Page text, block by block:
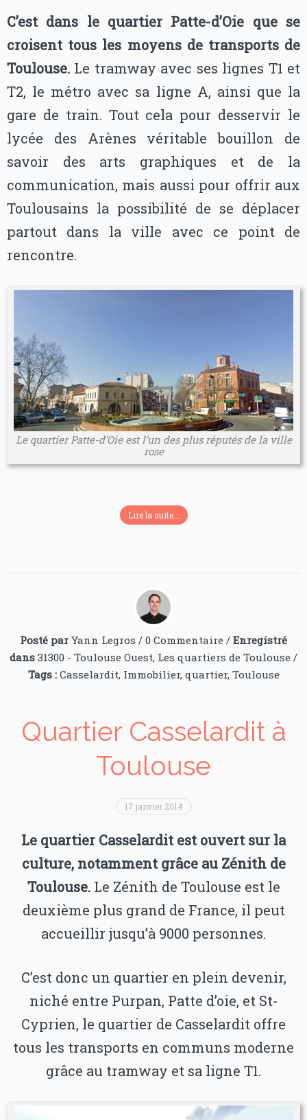
C’est dans le quartier Patte-d’Oie que se
croisent tous les moyens de transports de
Toulouse. Le tramway avec ses lignes T1 et
T2, le métro avec sa ligne A, ainsi que la
gare de train. Tout cela pour desservir le
lycée des Arènes véritable bouillon de
savoir des arts graphiques et de la
communication, mais aussi pour offrir aux
Toulousains la possibilité de se déplacer
partout dans la ville avec ce point de
rencontre.
Le quartier Patte-d’Oie est l’un des plus réputés de la ville
rose
Lire la suite...
Posté par Yann Legros / 0 Commentaire / Enregistré
dans 31300 - Toulouse Ouest, Les quartiers de Toulouse /
Tags : Casselardit, Immobilier, quartier, Toulouse
Quartier Casselardit à
Toulouse
17 janvier 2014
Le quartier Casselardit est ouvert sur la
culture, notamment grâce au Zénith de
Toulouse.Le Zénith de Toulouse est le
deuxième plus grand de France, il peut
accueillir jusqu’à 9000 personnes.
C’est donc un quartier en plein devenir,
niché entre Purpan, Patte d’oie, et St-
Cyprien, le quartier de Casselardit offre
tous les transports en communs moderne
grâce au tramway et sa ligne T1.